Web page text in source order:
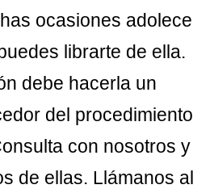
ocasiones adolece
librarte de ella.
debe hacerla un
del procedimiento
con nosotros y
de ellas. Llámanos al